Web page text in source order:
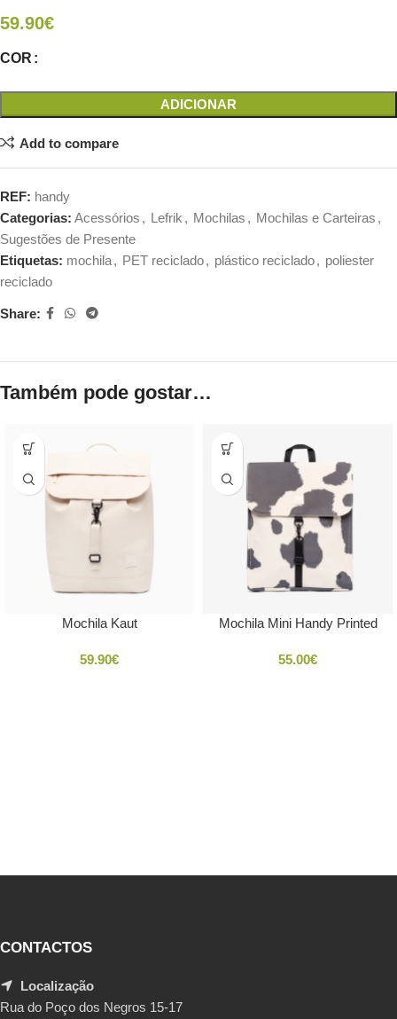
59.90€
COR
ADICIONAR
Add to compare
REF: handy
Categorias: Acessórios , Lefrik , Mochilas , Mochilas e Carteiras ,
Sugestões de Presente
Etiquetas: mochila, PET reciclado, plástico reciclado, poliester
reciclado
Share:
Também pode gostar…
Mochila Kaut
59.90€
Mochila Mini Handy Printed
55.00€
CONTACTOS
Localização
Rua do Poço dos Negros 15-17